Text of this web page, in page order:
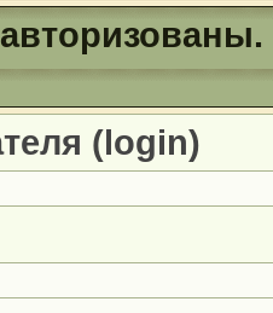
(login)